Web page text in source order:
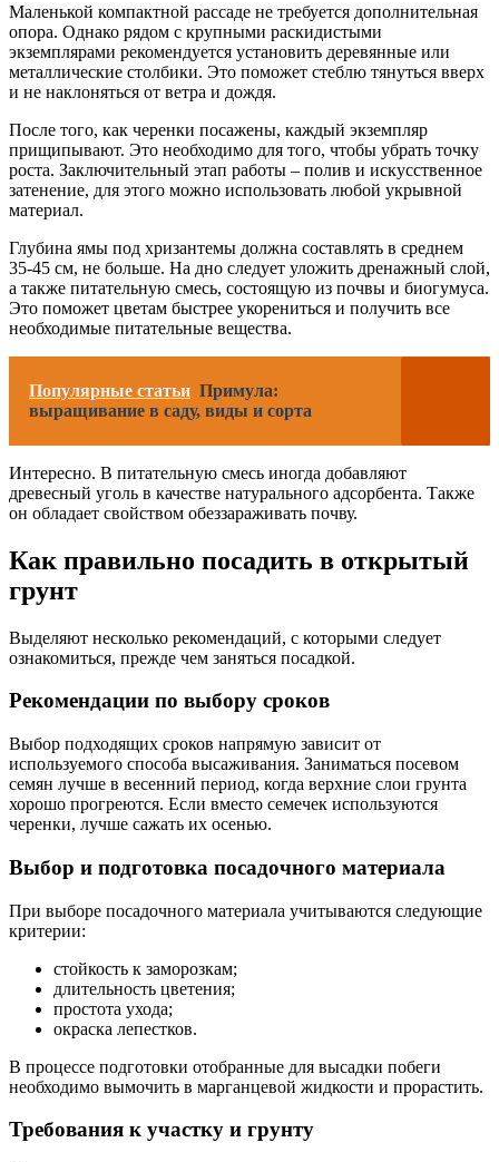
Маленькой компактной рассаде не требуется дополнительная
опора. Однако рядом с крупными раскидистыми
экземплярами рекомендуется установить деревянные или
металлические столбики. Это поможет стеблю тянуться вверх
и не наклоняться от ветра и дождя.
После того, как черенки посажены, каждый экземпляр
прищипывают. Это необходимо для того, чтобы убрать точку
роста. Заключительный этап работы – полив и искусственное
затенение, для этого можно использовать любой укрывной
материал.
Глубина ямы под хризантемы должна составлять в среднем
35-45 см, не больше. На дно следует уложить дренажный слой,
а также питательную смесь, состоящую из почвы и биогумуса.
Это поможет цветам быстрее укорениться и получить все
необходимые питательные вещества.
Популярные статьи Примула:
выращивание в саду, виды и сорта
Интересно. В питательную смесь иногда добавляют
древесный уголь в качестве натурального адсорбента. Также
он обладает свойством обеззараживать почву.
Как правильно посадить в открытый
грунт
Выделяют несколько рекомендаций, с которыми следует
ознакомиться, прежде чем заняться посадкой.
Рекомендации по выбору сроков
Выбор подходящих сроков напрямую зависит от
используемого способа высаживания. Заниматься посевом
семян лучше в весенний период, когда верхние слои грунта
хорошо прогреются. Если вместо семечек используются
черенки, лучше сажать их осенью.
Выбор и подготовка посадочного материала
При выборе посадочного материала учитываются следующие
критерии:
стойкость к заморозкам;
длительность цветения;
простота ухода;
окраска лепестков.
В процессе подготовки отобранные для высадки побеги
необходимо вымочить в марганцевой жидкости и прорастить.
Требования к участку и грунту